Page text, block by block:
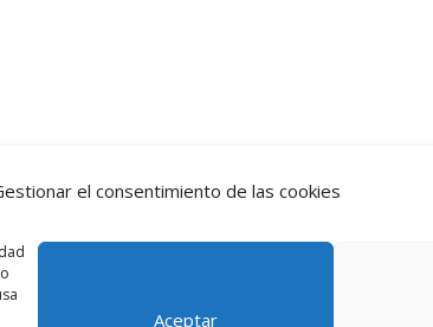
el consentimiento de las cookies
Aceptar